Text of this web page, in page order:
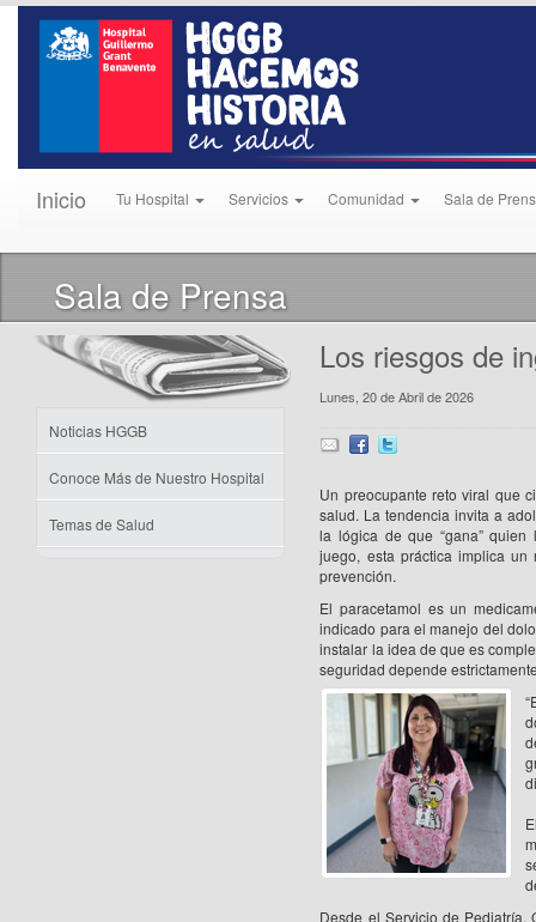
Inicio Tu Hospital Servicios Comunidad Sala de
Sala de Prensa
Noticias HGGB
Conoce Más de Nuestro Hospital
Temas de Salud
Los riesgos de
Lunes, 20 de Abril de 2026
Un preocupante reto viral que
salud. La tendencia invita a
la lógica de que “gana”
juego, esta práctica implica
prevención.
El paracetamol es un
indicado para el manejo del
instalar la idea de que es
seguridad depende
Desde el Servicio de Pediatría,